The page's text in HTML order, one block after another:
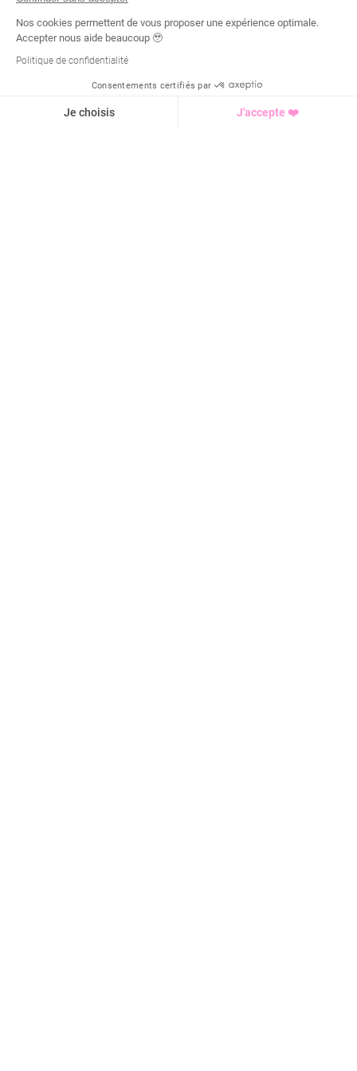
Nos cookies permettent de vous proposer une expérience optimale.
Accepter nous aide beaucoup 🥹
Politique de confidentialité
Consentements certifiés par
Je choisis J'accepte ❤️